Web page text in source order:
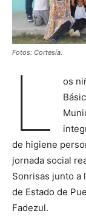
Fotos: Cortesía.
L
os
de higiene
jornada social
Sonrisas junto a
de Estado de
Fadezul.